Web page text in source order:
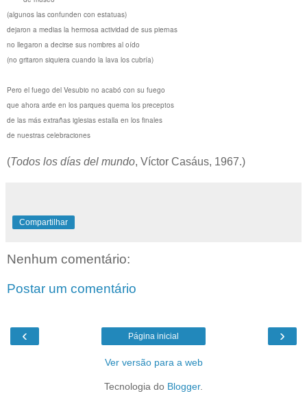
(algunos las confunden con estatuas)
dejaron a medias la hermosa actividad de sus piernas
no llegaron a decirse sus nombres al oído
(no gritaron siquiera cuando la lava los cubría)
Pero el fuego del Vesubio no acabó con su fuego
que ahora arde en los parques quema los preceptos
de las más extrañas iglesias estalla en los finales
de nuestras celebraciones
(Todos los días del mundo, Víctor Casáus, 1967.)
Compartilhar
Nenhum comentário:
Postar um comentário
‹ ›
Página inicial
Ver versão para a web
Tecnologia do Blogger.